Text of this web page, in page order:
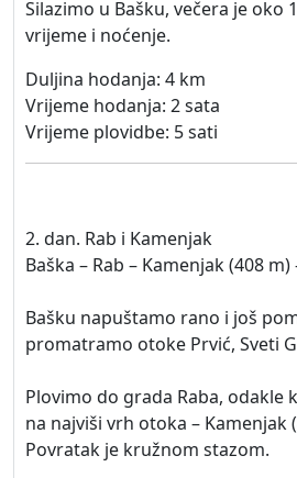
Silazimo u Bašku, večera je oko
vrijeme i noćenje.
Duljina hodanja: 4 km
Vrijeme hodanja: 2 sata
Vrijeme plovidbe: 5 sati
2. dan. Rab i Kamenjak
Baška – Rab – Kamenjak (408 m)
Bašku napuštamo rano i još
promatramo otoke Prvić, Sveti
Plovimo do grada Raba, odakle
na najviši vrh otoka – Kamenjak
Povratak je kružnom stazom.